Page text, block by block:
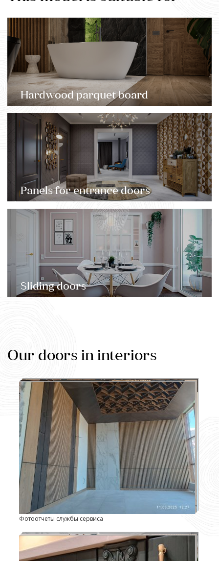
Hardwood parquet board
Panels for entrance doors
Sliding doors
Our doors in interiors
Фотоотчеты службы сервиса